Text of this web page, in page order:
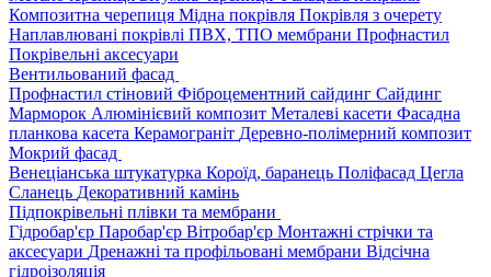
Композитна черепиця Мідна покрівля Покрівля з очерету
Наплавлювані покрівлі ПВХ, ТПО мембрани Профнастил
Покрівельні аксесуари
Вентильований фасад
Профнастил стіновий Фіброцементний сайдинг Сайдинг
Марморок Алюмінієвий композит Металеві касети Фасадна
планкова касета Керамограніт Деревно-полімерний композит
Мокрий фасад
Венеціанська штукатурка Короїд, баранець Поліфасад Цегла
Сланець Декоративний камінь
Підпокрівельні плівки та мембрани
Гідробар'єр Паробар'єр Вітробар'єр Монтажні стрічки та
аксесуари Дренажні та профільовані мембрани Відсічна
гідроізоляція